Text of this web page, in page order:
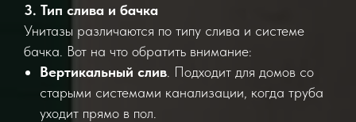
3. Тип слива и бачка
Унитазы различаются по типу слива и системе
бачка. Вот на что обратить внимание:
Вертикальный слив . Подходит для домов со
старыми системами канализации, когда труба
уходит прямо в пол.